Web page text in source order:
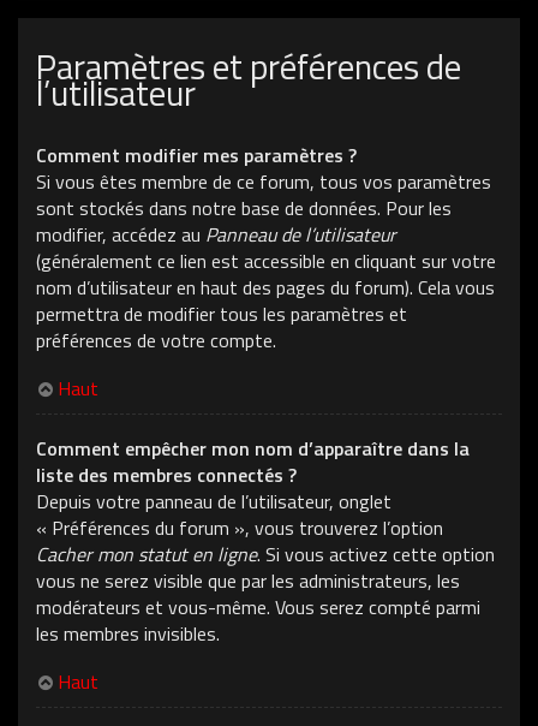
Paramètres et préférences de
l’utilisateur
Comment modifier mes paramètres ?
Si vous êtes membre de ce forum, tous vos paramètres
sont stockés dans notre base de données. Pour les
modifier, accédez au Panneau de l’utilisateur
(généralement ce lien est accessible en cliquant sur votre
nom d’utilisateur en haut des pages du forum). Cela vous
permettra de modifier tous les paramètres et
préférences de votre compte.
Haut
Comment empêcher mon nom d’apparaître dans la
liste des membres connectés ?
Depuis votre panneau de l’utilisateur, onglet
« Préférences du forum », vous trouverez l’option
Cacher mon statut en ligne. Si vous activez cette option
vous ne serez visible que par les administrateurs, les
modérateurs et vous-même. Vous serez compté parmi
les membres invisibles.
Haut